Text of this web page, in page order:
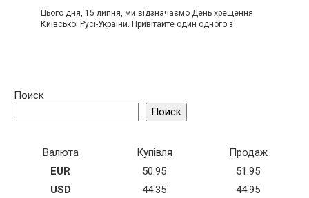
Цього дня, 15 липня, ми відзначаємо День хрещення
Київської Русі-України. Привітайте один одного з
Поиск
Поиск
Валюта Купівля
Продаж
EUR
50.95
51.95
USD
44.35 44.95